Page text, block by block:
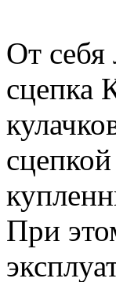
От себя
сцепка
При